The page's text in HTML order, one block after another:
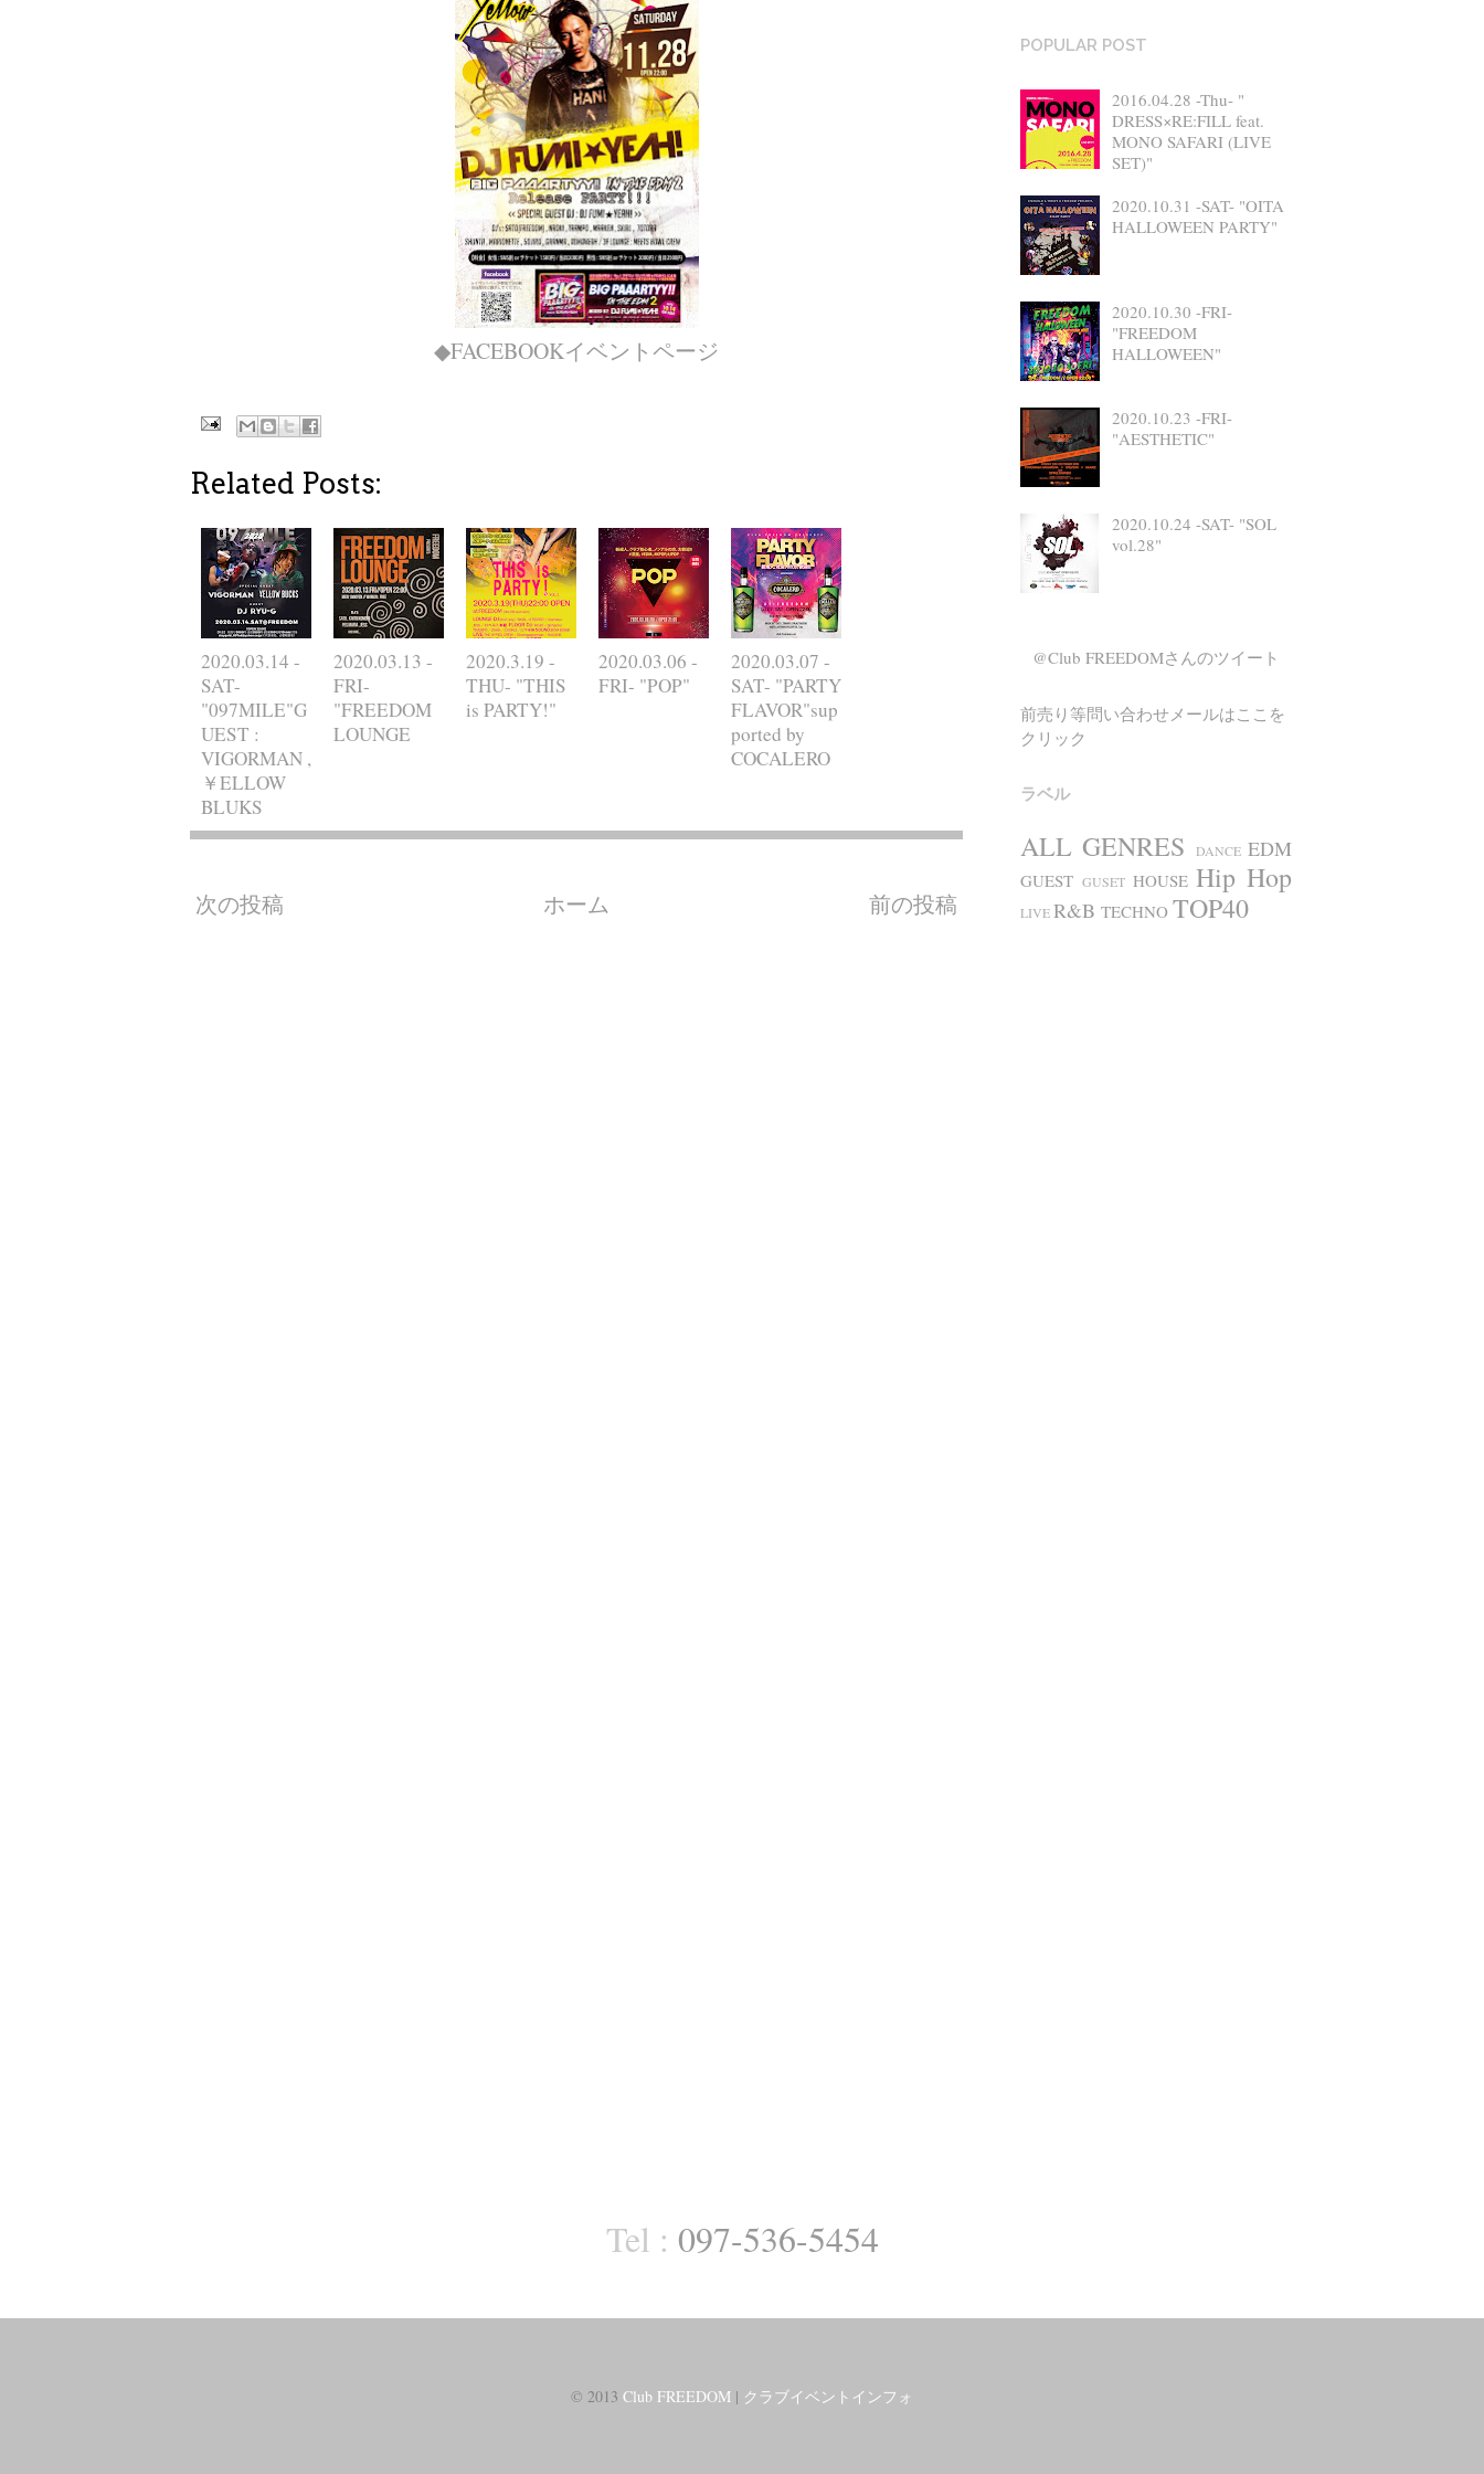
◆FACEBOOKイベントページ
Related Posts:
2020.03.14 -
SAT-
"097MILE"G
UEST :
VIGORMAN ,
￥ELLOW
BLUKS
2020.03.13 -
FRI-
"FREEDOM
LOUNGE
2020.3.19 -
THU- "THIS
is PARTY!"
2020.03.06 -
FRI- "POP"
2020.03.07 -
SAT- "PARTY
FLAVOR"sup
ported by
COCALERO
次の投稿 前の投稿
ホーム
POPULAR POST
2016.04.28 -Thu- "
DRESS×RE:FILL feat.
MONO SAFARI (LIVE
SET)"
2020.10.31 -SAT- "OITA
HALLOWEEN PARTY"
2020.10.30 -FRI-
"FREEDOM
HALLOWEEN"
2020.10.23 -FRI-
"AESTHETIC"
2020.10.24 -SAT- "SOL
vol.28"
@Club FREEDOMさんのツイート
前売り等問い合わせメールはここを
クリック
ラベル
ALL GENRES DANCE EDM
GUEST GUSET HOUSE Hip Hop
LIVER&B TECHNO TOP40
Tel : 097-536-5454
© 2013 Club FREEDOM | クラブイベントインフォ